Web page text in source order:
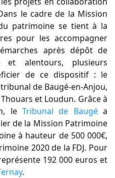
le cadre de la Mission
patrimoine se tient à la
pour les accompagner
après dépôt de
et alentours, plusieurs
de ce dispositif : le
de Baugé-en-Anjou,
et Loudun. Grâce à
le Tribunal de Baugéa
de la Mission Patrimoine
à hauteur de 500 000€,
2020 de la FDJ. Pour
192 000 euros et
.